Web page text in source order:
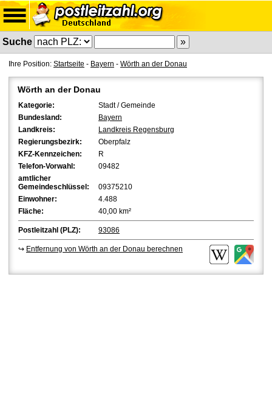
Suche
Ihre Position: Startseite - Bayern - Wörth an der Donau
Wörth an der Donau
Kategorie:
Stadt / Gemeinde
Bundesland:
Bayern
Landkreis:
Landkreis Regensburg
Regierungsbezirk:
Oberpfalz
KFZ-Kennzeichen:
R
Telefon-Vorwahl:
09482
amtlicher
Gemeindeschlüssel:
09375210
Einwohner:
4.488
Fläche:
40,00 km²
Postleitzahl (PLZ): 93086
↪ Entfernung von Wörth an der Donau berechnen